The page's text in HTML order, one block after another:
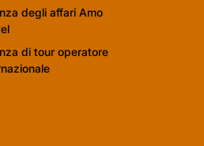
degli affari Amo
di tour operatore